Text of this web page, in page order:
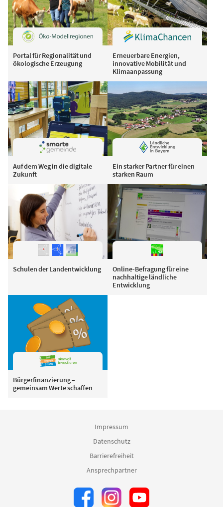
Portal für Regionalität und
ökologische Erzeugung
Erneuerbare Energien,
innovative Mobilität und
Klimaanpassung
Auf dem Weg in die digitale
Zukunft
Ein starker Partner für einen
starken Raum
Schulen der Landentwicklung
Online-Befragung für eine
nachhaltige ländliche
Entwicklung
Bürgerfinanzierung –
gemeinsam Werte schaffen
Impressum
Datenschutz
Barrierefreiheit
Ansprechpartner